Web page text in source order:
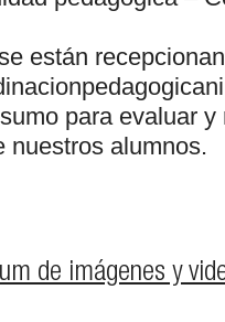
están
para evaluar y
nuestros alumnos.
de imágenes y